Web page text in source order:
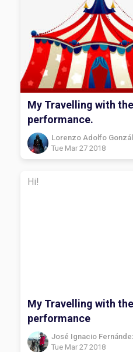
My Travelling with
performance.
Lorenzo Adolfo
Tue Mar 27 2018
Hi!
My Travelling with
performance
José Ignacio
Tue Mar 27 2018